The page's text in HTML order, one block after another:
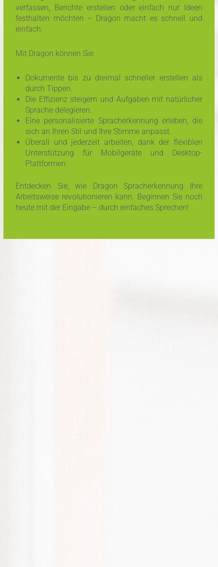
verfassen, Berichte erstellen oder einfach nur Ideen
festhalten möchten – Dragon macht es schnell und
einfach.
Mit Dragon können Sie:
Dokumente bis zu dreimal schneller erstellen als
durch Tippen.
Die Effizienz steigern und Aufgaben mit natürlicher
Sprache delegieren.
Eine personalisierte Spracherkennung erleben, die
sich an Ihren Stil und Ihre Stimme anpasst.
Überall und jederzeit arbeiten, dank der flexiblen
Unterstützung für Mobilgeräte und Desktop-
Plattformen.
Entdecken Sie, wie Dragon Spracherkennung Ihre
Arbeitsweise revolutionieren kann. Beginnen Sie noch
heute mit der Eingabe – durch einfaches Sprechen!